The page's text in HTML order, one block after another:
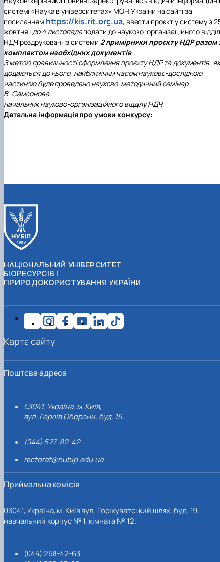
системі «Наука в університетах» МОН України на сайті за
посиланням https://kis.rit.org.ua, ввести проєкт у систему з
жовтня ідо 4 листопадаподати до науково-організаційного
НДЧ роздруковані із системи 2 примірники проєкту НДР разом
комплектом необхідних документів.
З метою правильності оформлення проєкту НДР та документів,
додаються до нього, найближчим часом науково-дослідною
частиною буде проведено науково-методичний семінар.
В. Самсонова,
начальник науково-організаційного відділу НДЧ
Детальна інформація про умови конкурсу:
НАЦІОНАЛЬНИЙ УНІВЕРСИТЕТ
БІОРЕСУРСІВ І
ПРИРОДОКОРИСТУВАННЯ УКРАЇНИ
Поштова адреса
03041, Україна, м. Київ,
вул. Героїв Оборони, буд. 15.
(044) 527-82-42
rectorat@nubip.edu.ua
Приймальна комісія
03041, Україна, м. Київ вул. Горіхуватський шлях, буд. 19,
навчальний корпус № 1, кімната № 12.
(044) 258-42-63
Карта сайту